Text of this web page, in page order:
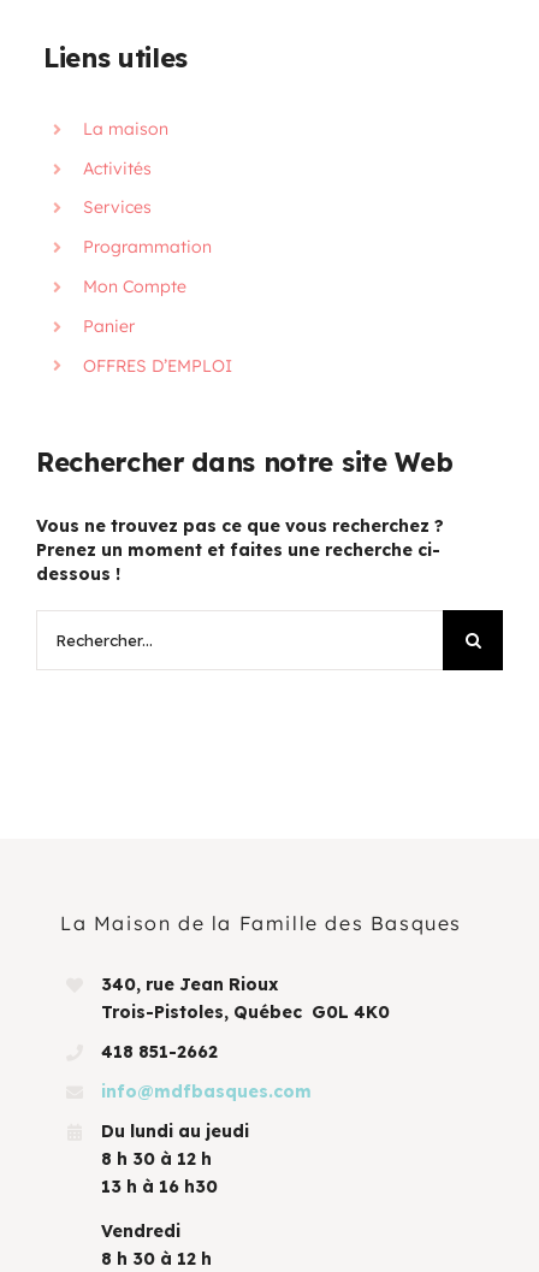
OFFRES D’EMPLOI
Liens utiles
La maison
Activités
Services
Programmation
Mon Compte
Panier
OFFRES D’EMPLOI
Rechercher dans notre site Web
Vous ne trouvez pas ce que vous recherchez ?
Prenez un moment et faites une recherche ci-
dessous !
La Maison de la Famille des Basques
340, rue Jean Rioux
Trois-Pistoles, Québec G0L 4K0
418 851-2662
info@mdfbasques.com
Du lundi au jeudi
8 h 30 à 12 h
13 h à 16 h30
Vendredi
8 h 30 à 12 h